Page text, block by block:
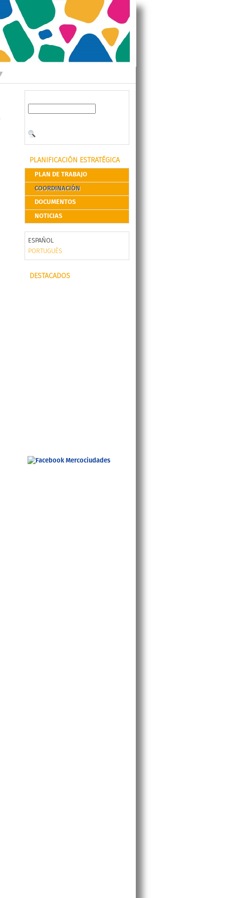
PLANIFICACIÓN ESTRATÉGICA
PLAN DE TRABAJO
COORDINACIÓN
DOCUMENTOS
NOTICIAS
ESPAÑOL
PORTUGUÊS
DESTACADOS